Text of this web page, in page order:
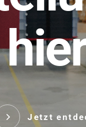
Jetzt